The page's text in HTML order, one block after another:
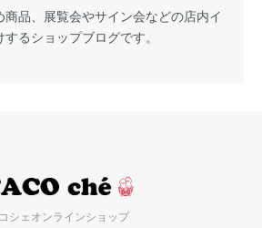
品、展覧会やサイン会などの店内イ
るショップブログです。
シェオンラインショップ